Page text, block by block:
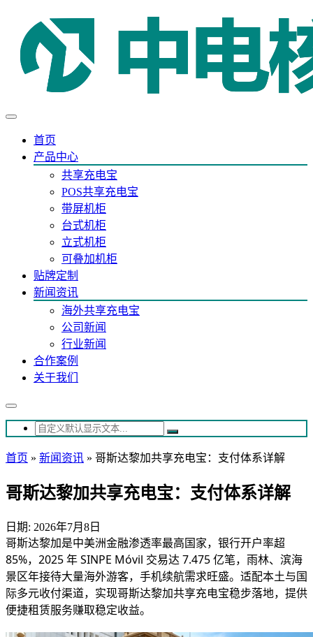
首页
产品中心
共享充电宝
POS共享充电宝
带屏机柜
台式机柜
立式机柜
可叠加机柜
贴牌定制
新闻资讯
海外共享充电宝
公司新闻
行业新闻
合作案例
关于我们
首页 » 新闻资讯 » 哥斯达黎加共享充电宝：支付体系详解
哥斯达黎加共享充电宝：支付体系详解
日期: 2026年7月8日
哥斯达黎加是中美洲金融渗透率最高国家，银行开户率超
85%，2025 年 SINPE Móvil 交易达 7.475 亿笔，雨林、滨海
景区年接待大量海外游客，手机续航需求旺盛。适配本土与国
际多元收付渠道，实现哥斯达黎加共享充电宝稳步落地，提供
便捷租赁服务赚取稳定收益。